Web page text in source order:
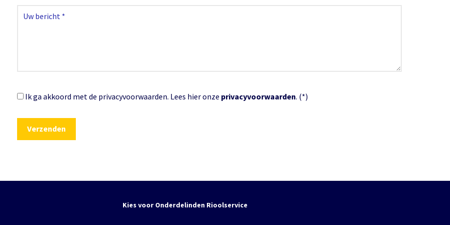
Ik ga akkoord met de privacyvoorwaarden. Lees hier onze privacyvoorwaarden. (*)
Kies voor Onderdelinden Rioolservice